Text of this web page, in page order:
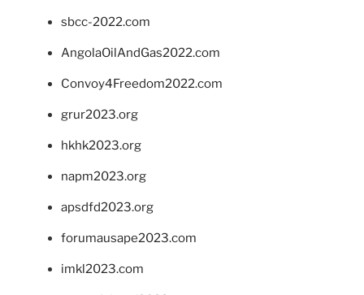
sbcc-2022.com
AngolaOilAndGas2022.com
Convoy4Freedom2022.com
grur2023.org
hkhk2023.org
napm2023.org
apsdfd2023.org
forumausape2023.com
imkl2023.com